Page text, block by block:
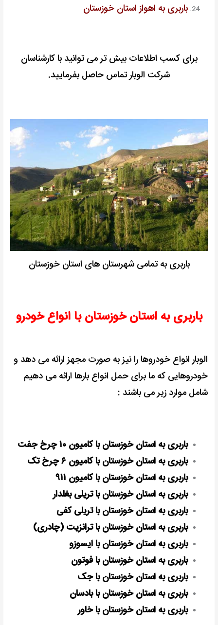
باربری به اهواز استان خوزستان
برای کسب اطلاعات بیش تر می توانید با کارشناسان
شرکت الوبار تماس حاصل بفرمایید.
باربری به تمامی شهرستان های استان خوزستان
باربری به استان خوزستان با انواع خودرو
الوبار انواع خودروها را نیز به صورت مجهز ارائه می دهد و
خودروهایی که ما برای حمل انواع بارها ارائه می دهیم
شامل موارد زیر می باشند :
باربری به استان خوزستان با کامیون ۱۰ چرخ جفت
باربری به استان خوزستان با کامیون ۶ چرخ تک
باربری به استان خوزستان با کامیون ۹۱۱
باربری به استان خوزستان با تریلی بغلدار
باربری به استان خوزستان با تریلی کفی
باربری به استان خوزستان با ترانزیت (چادری)
باربری به استان خوزستان با ایسوزو
باربری به استان خوزستان با فوتون
باربری به استان خوزستان با جک
باربری به استان خوزستان با بادسان
باربری به استان خوزستان با خاور